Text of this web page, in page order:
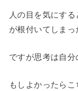
人の目を気にす
が根付いてしま
ですが思考は自
もしよかったら